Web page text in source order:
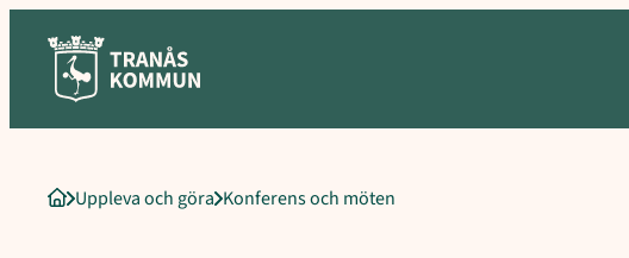
innehåll
Startsida
Uppleva och göra Konferens och möten